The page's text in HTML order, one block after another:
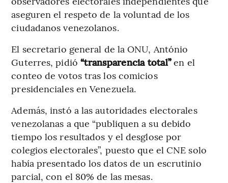
aseguren el respeto de la voluntad de los
ciudadanos venezolanos.
El secretario general de la ONU, António
Guterres, pidió “transparencia total”en el
conteo de votos tras los comicios
presidenciales en Venezuela.
Además, instó a las autoridades electorales
venezolanas a que “publiquen a su debido
tiempo los resultados y el desglose por
colegios electorales”, puesto que el CNE solo
había presentado los datos de un escrutinio
parcial, con el 80% de las mesas.